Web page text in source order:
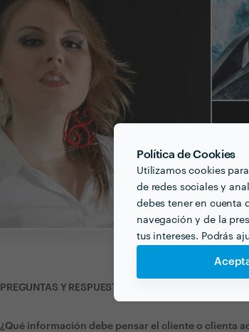
Política de Cookies
Utilizamos cookies
de redes sociales y
debes tener en cuenta
navegación y de la
tus intereses. Podrás
PREGUNTAS Y RESPUESTAS
¿Qué información debe pensar el cliente o clienta